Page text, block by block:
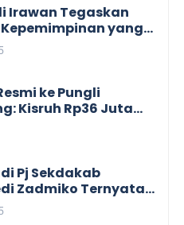
Irawan Tegaskan
yang
Masyarakat
Koordinasi OPD
ke Pungli
Kisruh Rp36 Juta
Tiket Pantai
Pj Sekdakab
Zadmiko Ternyata
Jejak Gemilang